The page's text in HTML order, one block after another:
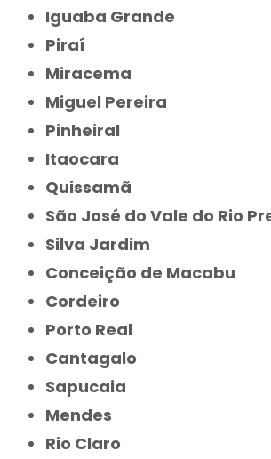
Iguaba Grande
Piraí
Miracema
Miguel Pereira
Pinheiral
Itaocara
Quissamã
São José do Vale do Rio
Silva Jardim
Conceição de Macabu
Cordeiro
Porto Real
Cantagalo
Sapucaia
Mendes
Rio Claro